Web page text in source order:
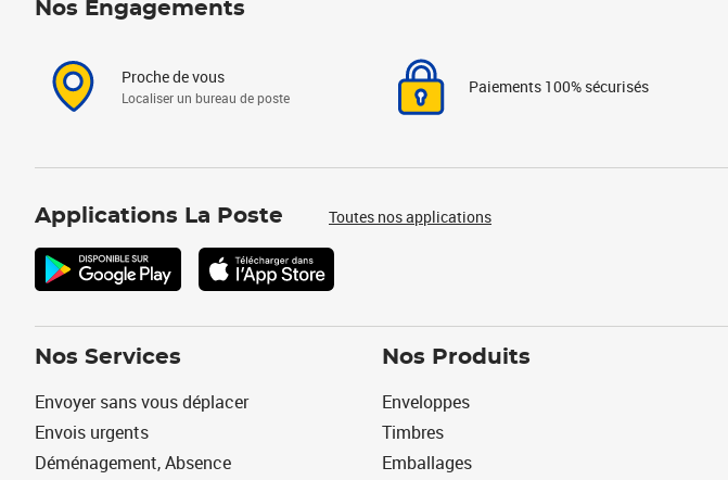
Nos Engagements
Proche de vous
Localiser un bureau de poste
Paiements 100% sécurisés
Applications La Poste Toutes nos applications
Nos Services
Envoyer sans vous déplacer
Envois urgents
Déménagement, Absence
Nos Produits
Enveloppes
Timbres
Emballages